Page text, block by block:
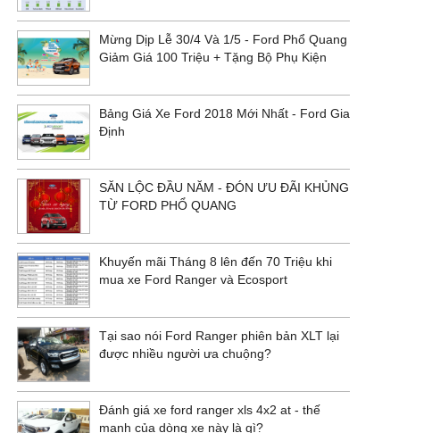
Mừng Dịp Lễ 30/4 Và 1/5 - Ford Phổ Quang
Giảm Giá 100 Triệu + Tặng Bộ Phụ Kiện
Bảng Giá Xe Ford 2018 Mới Nhất - Ford Gia
Định
SĂN LỘC ĐẦU NĂM - ĐÓN ƯU ĐÃI KHỦNG
TỪ FORD PHỔ QUANG
Khuyến mãi Tháng 8 lên đến 70 Triệu khi
mua xe Ford Ranger và Ecosport
Tại sao nói Ford Ranger phiên bản XLT lại
được nhiều người ưa chuộng?
Đánh giá xe ford ranger xls 4x2 at - thế
mạnh của dòng xe này là gì?